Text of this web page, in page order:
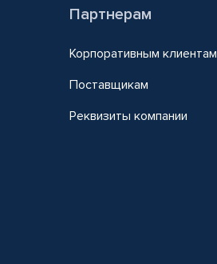
Партнерам
Корпоративным клиентам
Поставщикам
Реквизиты компании